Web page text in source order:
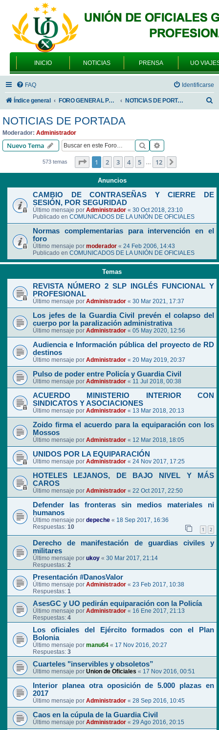
INICIO NOTICIAS PRENSA UO
FAQ Identificarse
Índice general FORO GENERAL PARA TODOS LOS USUARIOS NOTICIAS DE PORTADA
NOTICIAS DE PORTADA
Moderador: Administrador
Nuevo Tema Buscar
573 temas Página de 12
1 2 3 4 5 … 12
Anuncios
CAMBIO DE CONTRASEÑAS Y CIERRE DE
SESIÓN, POR SEGURIDAD
Último mensaje por Administrador « 30 Oct 2018, 23:10
Publicado en COMUNICADOS DE LA UNIÓN DE OFICIALES
Normas complementarias para intervención en el
foro
Último mensaje por moderador « 24 Feb 2006, 14:43
Publicado en COMUNICADOS DE LA UNIÓN DE OFICIALES
Temas
REVISTA NÚMERO 2 SLP INGLÉS FUNCIONAL Y
PROFESIONAL
Último mensaje por Administrador « 30 Mar 2021, 17:37
Los jefes de la Guardia Civil prevén el colapso del
cuerpo por la paralización administrativa
Último mensaje por Administrador « 05 May 2020, 12:56
Audiencia e Información pública del proyecto de RD
destinos
Último mensaje por Administrador « 20 May 2019, 20:37
Pulso de poder entre Policía y Guardia Civil
Último mensaje por Administrador « 11 Jul 2018, 00:38
ACUERDO MINISTERIO INTERIOR CON
SINDICATOS Y ASOCIACIONES
Último mensaje por Administrador « 13 Mar 2018, 20:13
Zoido firma el acuerdo para la equiparación con los
Mossos
Último mensaje por Administrador « 12 Mar 2018, 18:05
UNIDOS POR LA EQUIPARACIÓN
Último mensaje por Administrador « 24 Nov 2017, 17:25
HOTELES LEJANOS, DE BAJO NIVEL Y MÁS
CAROS
Último mensaje por Administrador « 22 Oct 2017, 22:50
Defender las fronteras sin medios materiales ni
humanos
Último mensaje por depeche « 18 Sep 2017, 16:36
Respuestas: 10 1 2
Derecho de manifestación de guardias civiles y
militares
Último mensaje por ukoy « 30 Mar 2017, 21:14
Respuestas: 2
Presentación #DanosValor
Último mensaje por Administrador « 23 Feb 2017, 10:38
Respuestas: 1
AsesGC y UO pedirán equiparación con la Policía
Último mensaje por Administrador « 16 Ene 2017, 21:13
Respuestas: 4
Los oficiales del Ejército formados con el Plan
Bolonia
Último mensaje por manu64 « 17 Nov 2016, 20:27
Respuestas: 3
Cuarteles "inservibles y obsoletos”
Último mensaje por Union de Oficiales « 17 Nov 2016, 00:51
Interior planea otra oposición de 5.000 plazas en
2017
Último mensaje por Administrador « 28 Sep 2016, 10:45
Caos en la cúpula de la Guardia Civil
Último mensaje por Administrador « 29 Ago 2016, 20:15